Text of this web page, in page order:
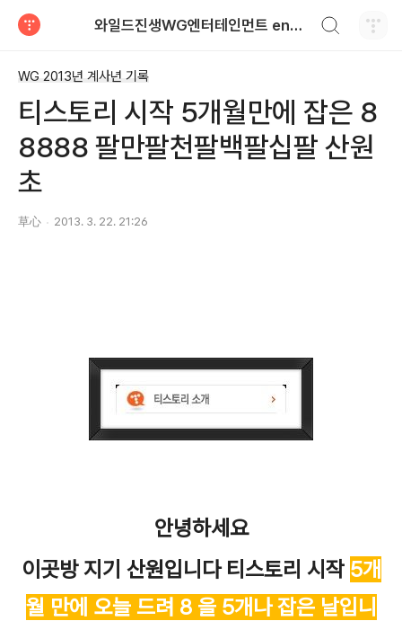
와일드진생WG엔터테인먼트 entertainment
WG 2013년 계사년 기록
티스토리 시작 5개월만에 잡은 8
8888 팔만팔천팔백팔십팔 산원
초
草心 2013. 3. 22. 21:26
안녕하세요
이곳방 지기 산원입니다 티스토리 시작 5개
월 만에 오늘 드려 8 을 5개나 잡은 날입니